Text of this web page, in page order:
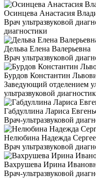
Осинцева Анастасия
Врач ультразвуковой
диагностики
Дельва Елена Валерьевна
Врач ультразвуковой
Бурдов Константин
Заведующий отделением
ультразвуковой
Габдуллина Лариса
Врач-ультразвуковой
Нелюбина Надежда
Врач ультразвуковой
Вахрушева Ирина
Врач-ультразвуковой